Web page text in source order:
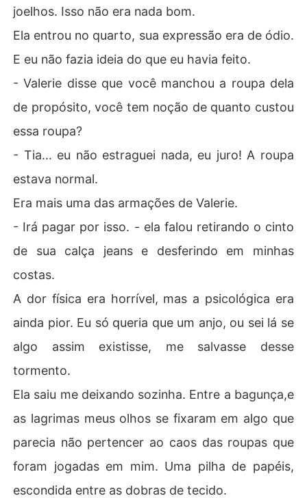
joelhos. Isso não era nada bom.
Ela entrou no quarto, sua expressão era de ódio.
E eu não fazia ideia do que eu havia feito.
- Valerie disse que você manchou a roupa dela
de propósito, você tem noção de quanto custou
essa roupa?
- Tia... eu não estraguei nada, eu juro! A roupa
estava normal.
Era mais uma das armações de Valerie.
- Irá pagar por isso. - ela falou retirando o cinto
de sua calça jeans e desferindo em minhas
costas.
A dor física era horrível, mas a psicológica era
ainda pior. Eu só queria que um anjo, ou sei lá se
algo assim existisse, me salvasse desse
tormento.
Ela saiu me deixando sozinha. Entre a bagunça,e
as lagrimas meus olhos se fixaram em algo que
parecia não pertencer ao caos das roupas que
foram jogadas em mim. Uma pilha de papéis,
escondida entre as dobras de tecido.